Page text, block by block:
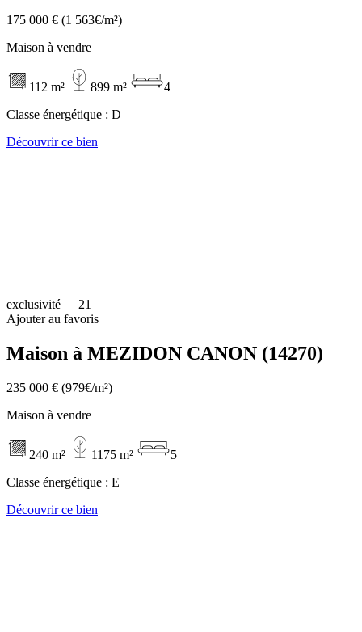
175 000 € (1 563€/m²)
Maison à vendre
112 m² 899 m²
4
Classe énergétique : D
Découvrir ce bien
exclusivité
21
Ajouter au favoris
Maison à MEZIDON CANON (14270)
235 000 € (979€/m²)
Maison à vendre
240 m² 1175 m²
5
Classe énergétique : E
Découvrir ce bien